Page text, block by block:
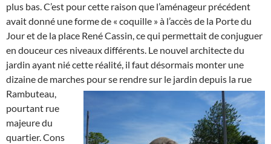
plus bas. C’est pour cette raison que l’aménageur précédent
avait donné une forme de « coquille » à l’accès de la Porte du
Jour et de la place René Cassin, ce qui permettait de conjuguer
en douceur ces niveaux différents. Le nouvel architecte du
jardin ayant nié cette réalité, il faut désormais monter une
dizaine de marches pour se rendre sur le jardin depuis la rue
Rambuteau,
pourtant rue
majeure du
quartier. Cons